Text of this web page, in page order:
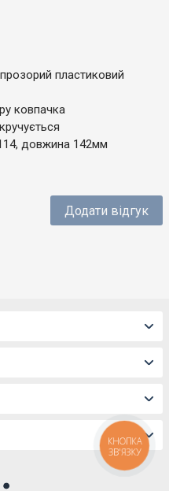
пластиковий
ковпачка
довжина 142мм
Додати відгук
КНОПКА
ЗВ'ЯЗКУ